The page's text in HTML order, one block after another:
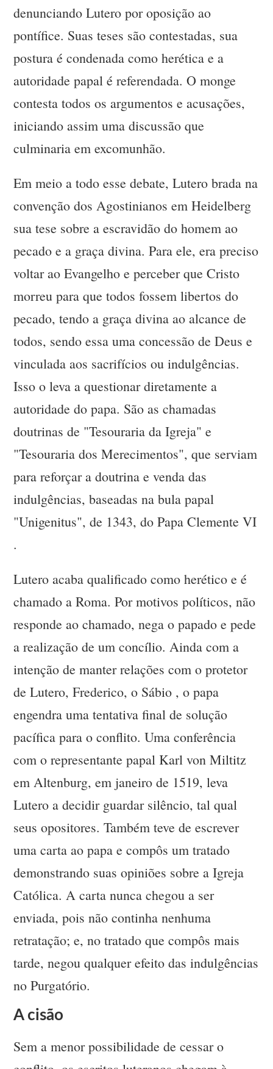
denunciando Lutero por oposição ao
pontífice. Suas teses são contestadas, sua
postura é condenada como herética e a
autoridade papal é referendada. O monge
contesta todos os argumentos e acusações,
iniciando assim uma discussão que
culminaria em excomunhão.
Em meio a todo esse debate, Lutero brada na
convenção dos Agostinianos em Heidelberg
sua tese sobre a escravidão do homem ao
pecado e a graça divina. Para ele, era preciso
voltar ao Evangelho e perceber que Cristo
morreu para que todos fossem libertos do
pecado, tendo a graça divina ao alcance de
todos, sendo essa uma concessão de Deus e
vinculada aos sacrifícios ou indulgências.
Isso o leva a questionar diretamente a
autoridade do papa. São as chamadas
doutrinas de "Tesouraria da Igreja" e
"Tesouraria dos Merecimentos", que serviam
para reforçar a doutrina e venda das
indulgências, baseadas na bula papal
"Unigenitus", de 1343, do Papa Clemente VI
.
Lutero acaba qualificado como herético e é
chamado a Roma. Por motivos políticos, não
responde ao chamado, nega o papado e pede
a realização de um concílio. Ainda com a
intenção de manter relações com o protetor
de Lutero, Frederico, o Sábio , o papa
engendra uma tentativa final de solução
pacífica para o conflito. Uma conferência
com o representante papal Karl von Miltitz
em Altenburg, em janeiro de 1519, leva
Lutero a decidir guardar silêncio, tal qual
seus opositores. Também teve de escrever
uma carta ao papa e compôs um tratado
demonstrando suas opiniões sobre a Igreja
Católica. A carta nunca chegou a ser
enviada, pois não continha nenhuma
retratação; e, no tratado que compôs mais
tarde, negou qualquer efeito das indulgências
no Purgatório.
A cisão
Sem a menor possibilidade de cessar o